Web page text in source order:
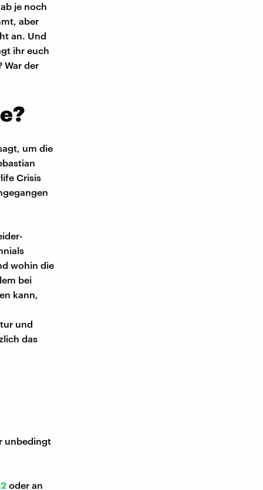
je noch
aber
an. Und
ihr euch
War der
um die
Crisis
wohin die
bei
kann,
und
das
unbedingt
oder an